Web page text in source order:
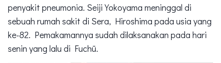
penyakit pneumonia. Seiji Yokoyama meninggal di
sebuah rumah sakit di Sera, Hiroshima pada usia yang
ke-82. Pemakamannya sudah dilaksanakan pada hari
senin yang lalu di Fuchū.